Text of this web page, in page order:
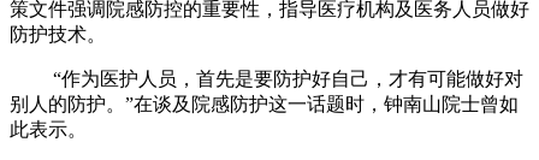
策文件强调院感防控的重要性，指导医疗机构及医务人员做好
防护技术。
“作为医护人员，首先是要防护好自己，才有可能做好对
别人的防护。”在谈及院感防护这一话题时，钟南山院士曾如
此表示。